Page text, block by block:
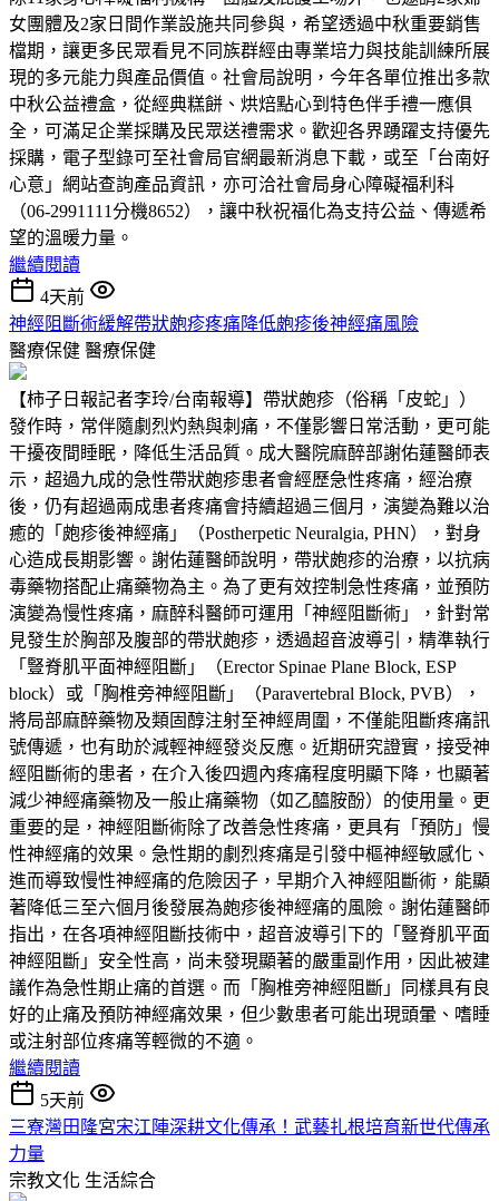
女團體及2家日間作業設施共同參與，希望透過中秋重要銷售
檔期，讓更多民眾看見不同族群經由專業培力與技能訓練所展
現的多元能力與產品價值。社會局說明，今年各單位推出多款
中秋公益禮盒，從經典糕餅、烘焙點心到特色伴手禮一應俱
全，可滿足企業採購及民眾送禮需求。歡迎各界踴躍支持優先
採購，電子型錄可至社會局官網最新消息下載，或至「台南好
心意」網站查詢產品資訊，亦可洽社會局身心障礙福利科
（06-2991111分機8652），讓中秋祝福化為支持公益、傳遞希
望的溫暖力量。
繼續閱讀
4天前
神經阻斷術緩解帶狀皰疹疼痛降低皰疹後神經痛風險
醫療保健 醫療保健
【柿子日報記者李玲/台南報導】帶狀皰疹（俗稱「皮蛇」）
發作時，常伴隨劇烈灼熱與刺痛，不僅影響日常活動，更可能
干擾夜間睡眠，降低生活品質。成大醫院麻醉部謝佑蓮醫師表
示，超過九成的急性帶狀皰疹患者會經歷急性疼痛，經治療
後，仍有超過兩成患者疼痛會持續超過三個月，演變為難以治
癒的「皰疹後神經痛」（Postherpetic Neuralgia, PHN），對身
心造成長期影響。謝佑蓮醫師說明，帶狀皰疹的治療，以抗病
毒藥物搭配止痛藥物為主。為了更有效控制急性疼痛，並預防
演變為慢性疼痛，麻醉科醫師可運用「神經阻斷術」，針對常
見發生於胸部及腹部的帶狀皰疹，透過超音波導引，精準執行
「豎脊肌平面神經阻斷」（Erector Spinae Plane Block, ESP
block）或「胸椎旁神經阻斷」（Paravertebral Block, PVB），
將局部麻醉藥物及類固醇注射至神經周圍，不僅能阻斷疼痛訊
號傳遞，也有助於減輕神經發炎反應。近期研究證實，接受神
經阻斷術的患者，在介入後四週內疼痛程度明顯下降，也顯著
減少神經痛藥物及一般止痛藥物（如乙醯胺酚）的使用量。更
重要的是，神經阻斷術除了改善急性疼痛，更具有「預防」慢
性神經痛的效果。急性期的劇烈疼痛是引發中樞神經敏感化、
進而導致慢性神經痛的危險因子，早期介入神經阻斷術，能顯
著降低三至六個月後發展為皰疹後神經痛的風險。謝佑蓮醫師
指出，在各項神經阻斷技術中，超音波導引下的「豎脊肌平面
神經阻斷」安全性高，尚未發現顯著的嚴重副作用，因此被建
議作為急性期止痛的首選。而「胸椎旁神經阻斷」同樣具有良
好的止痛及預防神經痛效果，但少數患者可能出現頭暈、嗜睡
或注射部位疼痛等輕微的不適。
繼續閱讀
5天前
三寮灣田隆宮宋江陣深耕文化傳承！武藝扎根培育新世代傳承
力量
宗教文化 生活綜合